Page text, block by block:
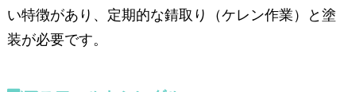
い特徴があり、定期的な錆取り（ケレン作業）と塗
装が必要です。